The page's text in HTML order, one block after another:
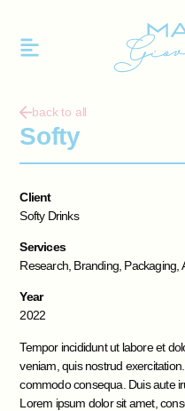
back to all
Softy
Client
Softy Drinks
Services
Research, Branding,
Year
2022
Tempor incididunt ut labore et
veniam, quis nostrud
commodo consequa. Duis aute
Lorem ipsum dolor sit amet,